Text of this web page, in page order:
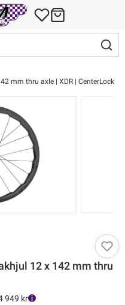
mm thru axle | XDR | CenterLock
12 x 142 mm thru
949 kr